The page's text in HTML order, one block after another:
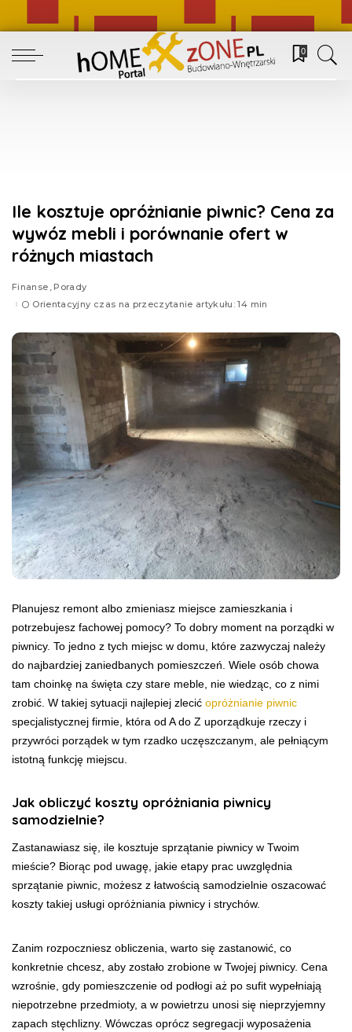
0
Ile kosztuje opróżnianie piwnic? Cena za
wywóz mebli i porównanie ofert w
różnych miastach
Finanse Porady
Orientacyjny czas na przeczytanie artykułu: 14 min
Planujesz remont albo zmieniasz miejsce zamieszkania i
potrzebujesz fachowej pomocy? To dobry moment na porządki w
piwnicy. To jedno z tych miejsc w domu, które zazwyczaj należy
do najbardziej zaniedbanych pomieszczeń. Wiele osób chowa
tam choinkę na święta czy stare meble, nie wiedząc, co z nimi
zrobić. W takiej sytuacji najlepiej zlecić opróżnianie piwnic
specjalistycznej firmie, która od A do Z uporządkuje rzeczy i
przywróci porządek w tym rzadko uczęszczanym, ale pełniącym
istotną funkcję miejscu.
Jak obliczyć koszty opróżniania piwnicy
samodzielnie?
Zastanawiasz się, ile kosztuje sprzątanie piwnicy w Twoim
mieście? Biorąc pod uwagę, jakie etapy prac uwzględnia
sprzątanie piwnic, możesz z łatwością samodzielnie oszacować
koszty takiej usługi opróżniania piwnicy i strychów.
Zanim rozpoczniesz obliczenia, warto się zastanowić, co
konkretnie chcesz, aby zostało zrobione w Twojej piwnicy. Cena
wzrośnie, gdy pomieszczenie od podłogi aż po sufit wypełniają
niepotrzebne przedmioty, a w powietrzu unosi się nieprzyjemny
zapach stęchlizny. Wówczas oprócz segregacji wyposażenia